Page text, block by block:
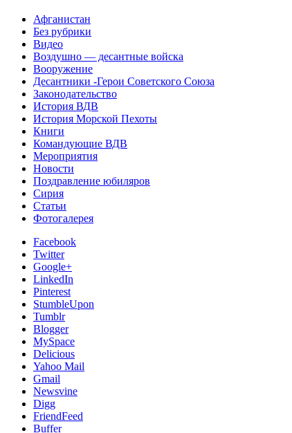
Афганистан
Без рубрики
Видео
Воздушно — десантные войска
Вооружение
Десантники -Герои Советского Союза
Законодательство
История ВДВ
История Морской Пехоты
Книги
Командующие ВДВ
Мероприятия
Новости
Поздравление юбиляров
Сирия
Статьи
Фотогалерея
Facebook
Twitter
Google+
LinkedIn
Pinterest
StumbleUpon
Tumblr
Blogger
MySpace
Delicious
Yahoo Mail
Gmail
Newsvine
Digg
FriendFeed
Buffer